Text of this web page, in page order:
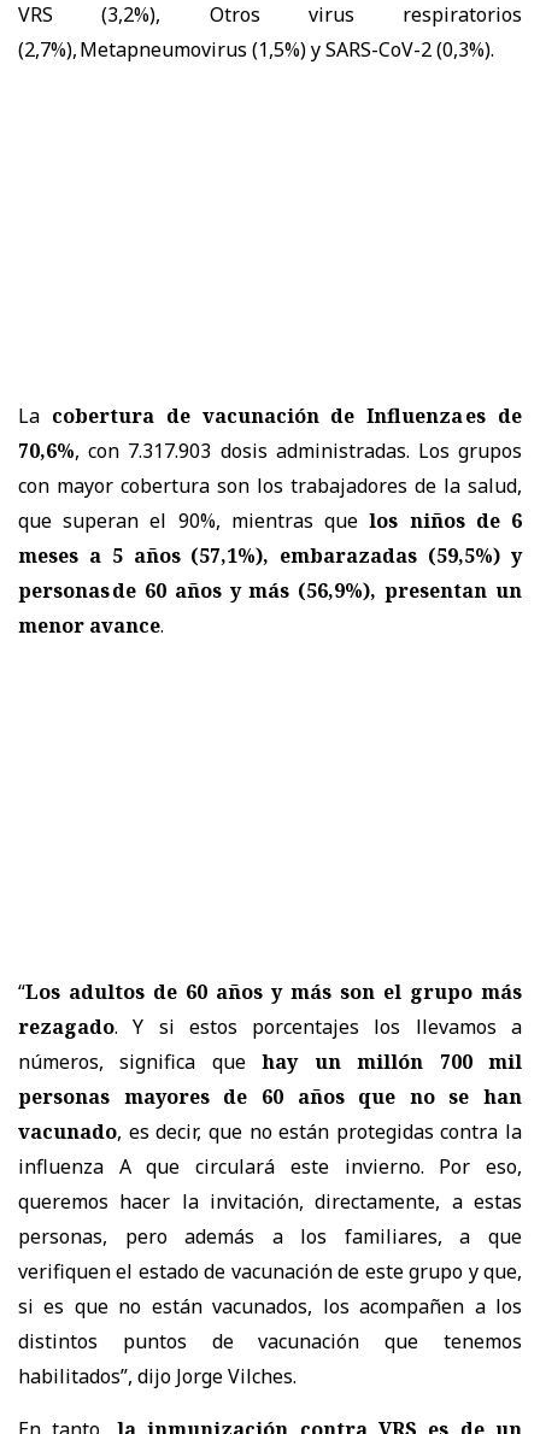
VRS (3,2%), Otros virus respiratorios
(2,7%), Metapneumovirus (1,5%) y SARS-CoV-2 (0,3%).
La cobertura de vacunación de Influenza es de
70,6%, con 7.317.903 dosis administradas. Los grupos
con mayor cobertura son los trabajadores de la salud,
que superan el 90%, mientras quelos niños de 6
meses a 5 años (57,1%), embarazadas (59,5%) y
personas de 60 años y más (56,9%), presentan un
menor avance.
“Los adultos de 60 años y más son el grupo más
rezagado. Y si estos porcentajes los llevamos a
números, significa quehay un millón 700 mil
personas mayores de 60 años que no se han
vacunado, es decir, que no están protegidas contra la
influenza A que circulará este invierno. Por eso,
queremos hacer la invitación, directamente, a estas
personas, pero además a los familiares, a que
verifiquen el estado de vacunación de este grupo y que,
si es que no están vacunados, los acompañen a los
distintos puntos de vacunación que tenemos
habilitados”, dijo Jorge Vilches.